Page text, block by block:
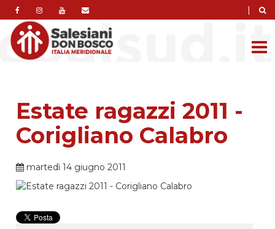
|
Estate ragazzi 2011 -
Corigliano Calabro
martedì 14 giugno 2011